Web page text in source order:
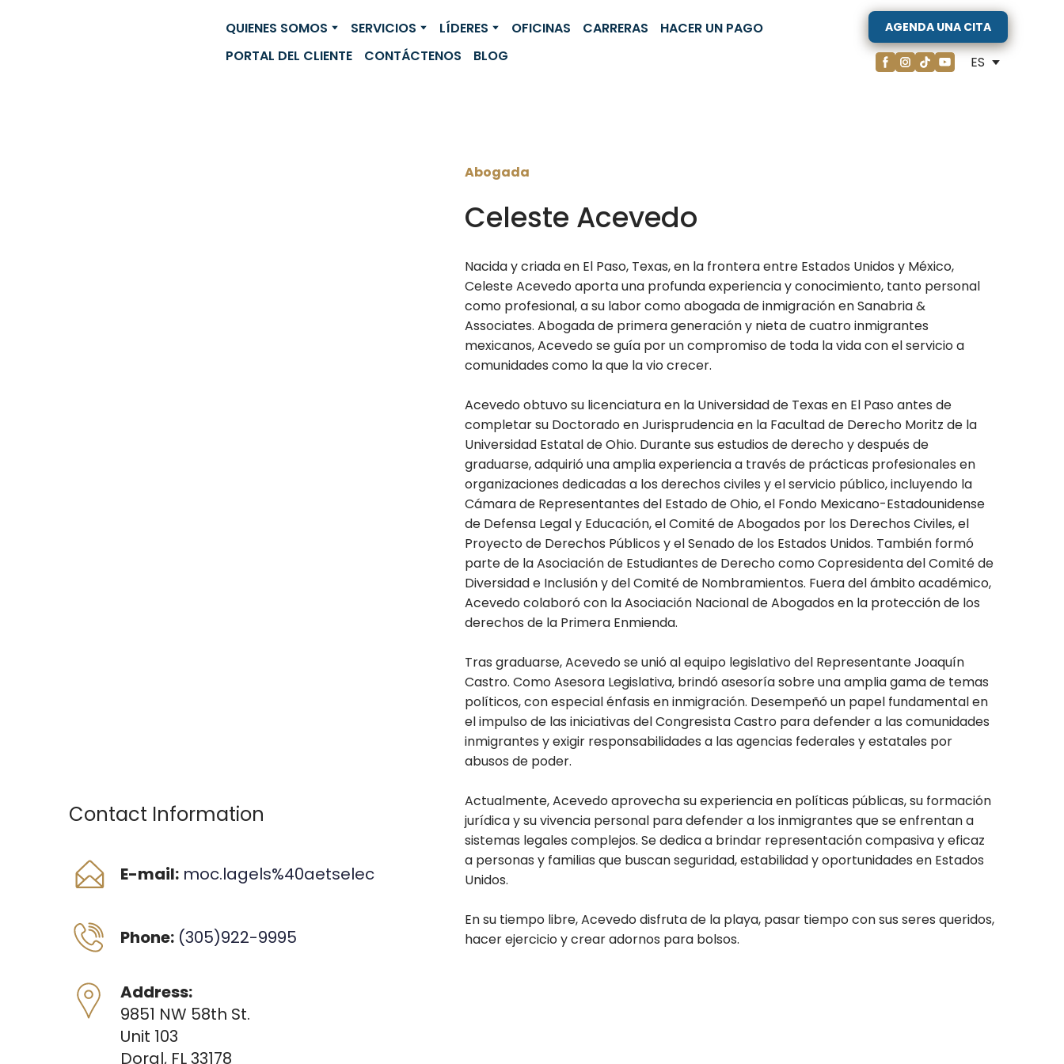
QUIENES SOMOS SERVICIOS LÍDERES OFICINAS CARRERAS
HACER UN PAGO
PORTAL DEL CLIENTE
CONTÁCTENOS BLOG
AGENDA UNA CITA
ES
Contact Information
E-mail: moc.lagels%40aetselec
Phone: (305)922-9995
Address:
9851 NW 58th St.
Unit 103
Doral, FL 33178
Abogada
Celeste Acevedo
Nacida y criada en El Paso, Texas, en la frontera entre Estados Unidos y México,
Celeste Acevedo aporta una profunda experiencia y conocimiento, tanto personal
como profesional, a su labor como abogada de inmigración en Sanabria &
Associates. Abogada de primera generación y nieta de cuatro inmigrantes
mexicanos, Acevedo se guía por un compromiso de toda la vida con el servicio a
comunidades como la que la vio crecer.
Acevedo obtuvo su licenciatura en la Universidad de Texas en El Paso antes de
completar su Doctorado en Jurisprudencia en la Facultad de Derecho Moritz de la
Universidad Estatal de Ohio. Durante sus estudios de derecho y después de
graduarse, adquirió una amplia experiencia a través de prácticas profesionales en
organizaciones dedicadas a los derechos civiles y el servicio público, incluyendo la
Cámara de Representantes del Estado de Ohio, el Fondo Mexicano-Estadounidense
de Defensa Legal y Educación, el Comité de Abogados por los Derechos Civiles, el
Proyecto de Derechos Públicos y el Senado de los Estados Unidos. También formó
parte de la Asociación de Estudiantes de Derecho como Copresidenta del Comité de
Diversidad e Inclusión y del Comité de Nombramientos. Fuera del ámbito académico,
Acevedo colaboró ​​con la Asociación Nacional de Abogados en la protección de los
derechos de la Primera Enmienda.
Tras graduarse, Acevedo se unió al equipo legislativo del Representante Joaquín
Castro. Como Asesora Legislativa, brindó asesoría sobre una amplia gama de temas
políticos, con especial énfasis en inmigración. Desempeñó un papel fundamental en
el impulso de las iniciativas del Congresista Castro para defender a las comunidades
inmigrantes y exigir responsabilidades a las agencias federales y estatales por
abusos de poder.
Actualmente, Acevedo aprovecha su experiencia en políticas públicas, su formación
jurídica y su vivencia personal para defender a los inmigrantes que se enfrentan a
sistemas legales complejos. Se dedica a brindar representación compasiva y eficaz
a personas y familias que buscan seguridad, estabilidad y oportunidades en Estados
Unidos.
En su tiempo libre, Acevedo disfruta de la playa, pasar tiempo con sus seres queridos,
hacer ejercicio y crear adornos para bolsos.